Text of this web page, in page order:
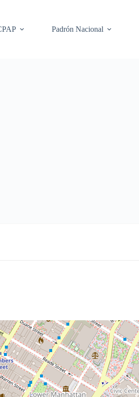
Padrón Nacional